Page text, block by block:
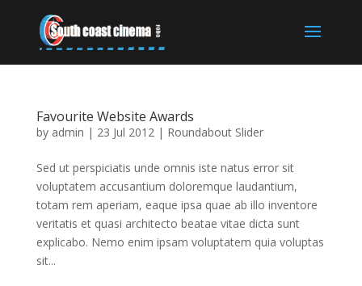
Favourite Website Awards
by admin | 23 Jul 2012| Roundabout Slider
Sed ut perspiciatis unde omnis iste natus error sit
voluptatem accusantium doloremque laudantium,
totam rem aperiam, eaque ipsa quae ab illo inventore
veritatis et quasi architecto beatae vitae dicta sunt
explicabo. Nemo enim ipsam voluptatem quia voluptas
sit...